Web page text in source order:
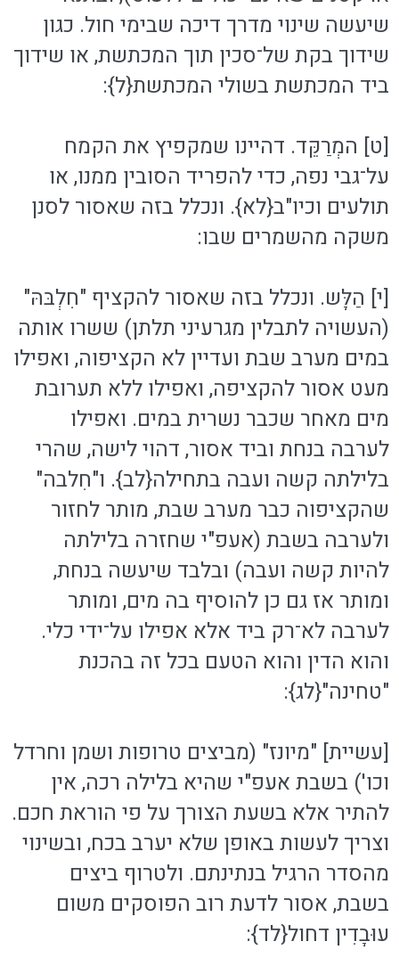
שיעשה שינוי מדרך דיכה שבימי חול. כגון
שידוך בקת של־סכין תוך המכתשת, או שידוך
ביד המכתשת בשולי המכתשת{ל}:
[ט] המְרַקֵּד. דהיינו שמקפיץ את הקמח
על־גבי נפה, כדי להפריד הסובין ממנו, או
תולעים וכיו"ב{לא}. ונכלל בזה שאסור לסנן
משקה מהשמרים שבו:
[י] הַלָּש. ונכלל בזה שאסור להקציף "חִלְבּהּ"
(העשויה לתבלין מגרעיני תלתן) ששרו אותה
במים מערב שבת ועדיין לא הקציפוה, ואפילו
מעט אסור להקציפה, ואפילו ללא תערובת
מים מאחר שכבר נשרית במים. ואפילו
לערבה בנחת וביד אסור, דהוי לישה, שהרי
בלילתה קשה ועבה בתחילה{לב}. ו"חִלבה"
שהקציפוה כבר מערב שבת, מותר לחזור
ולערבה בשבת (אעפ"י שחזרה בלילתה
להיות קשה ועבה) ובלבד שיעשה בנחת,
ומותר אז גם כן להוסיף בה מים, ומותר
לערבה לא־רק ביד אלא אפילו על־ידי כלי.
והוא הדין והוא הטעם בכל זה בהכנת
"טחינה"{לג}:
[עשיית] "מיונז" (מביצים טרופות ושמן וחרדל
וכו') בשבת אעפ"י שהיא בלילה רכה, אין
להתיר אלא בשעת הצורך על פי הוראת חכם.
וצריך לעשות באופן שלא יערב בכח, ובשינוי
מהסדר הרגיל בנתינתם. ולטרוף ביצים
בשבת, אסור לדעת רוב הפוסקים משום
עוּבָדִין דחול{לד}: